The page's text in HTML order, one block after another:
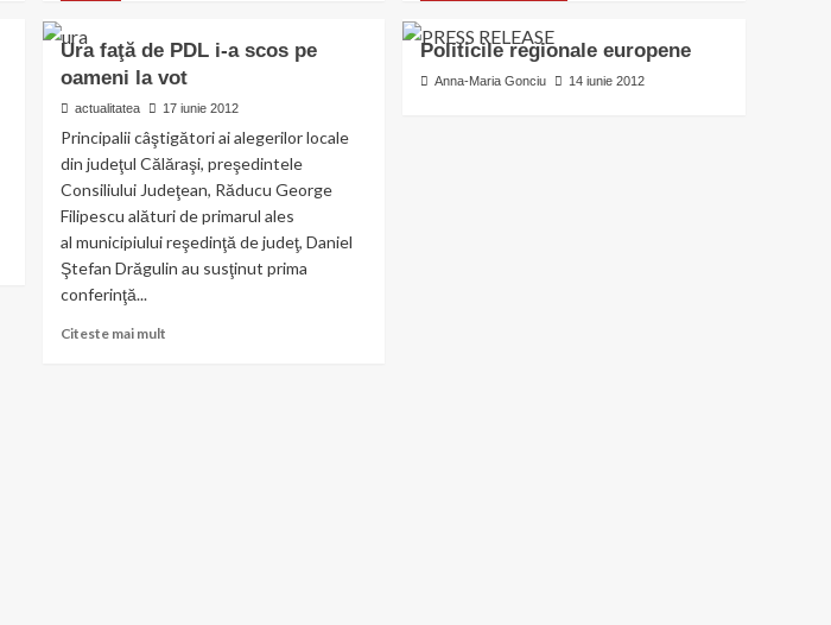
la
Borcea:
Zăgărin
de
cel
mai
tânar
primar
din
PDL
Călăraşi:
George
Ura faţă de PDL i-a scos pe
oameni la vot
actualitatea 17 iunie 2012
Principalii câştigători ai alegerilor locale
din judeţul Călăraşi, preşedintele
Consiliului Judeţean, Răducu George
Filipescu alături de primarul ales
al municipiului reşedinţă de judeţ, Daniel
Ştefan Drăgulin au susţinut prima
conferinţă...
Citeste mai multRead
Politicile regionale europene
Anna-Maria Gonciu 14 iunie 2012